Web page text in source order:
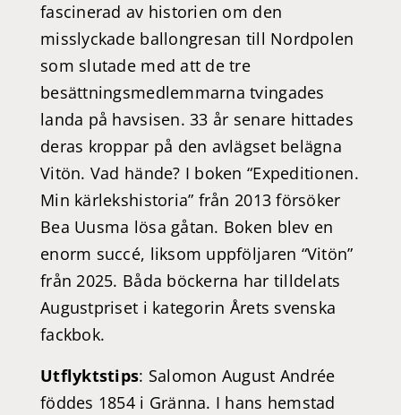
fascinerad av historien om den
misslyckade ballongresan till Nordpolen
som slutade med att de tre
besättningsmedlemmarna tvingades
landa på havsisen. 33 år senare hittades
deras kroppar på den avlägset belägna
Vitön. Vad hände? I boken “Expeditionen.
Min kärlekshistoria” från 2013 försöker
Bea Uusma lösa gåtan. Boken blev en
enorm succé, liksom uppföljaren “Vitön”
från 2025. Båda böckerna har tilldelats
Augustpriset i kategorin Årets svenska
fackbok.
Utflyktstips: Salomon August Andrée
föddes 1854 i Gränna. I hans hemstad